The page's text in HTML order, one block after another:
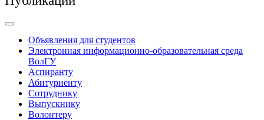
Объявления для студентов
Электронная информационно-образовательная среда
ВолГУ
Аспиранту
Абитуриенту
Сотруднику
Выпускнику
Волонтеру